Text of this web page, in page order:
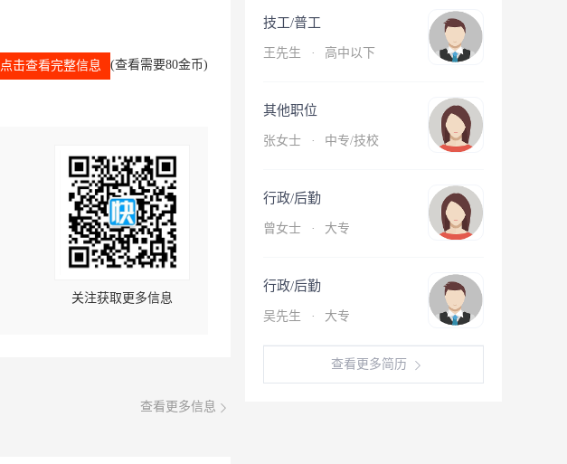
点击查看完整信息 (查看需要80金币)
关注获取更多信息
查看更多信息
技工/普工
王先生 · 高中以下
其他职位
张女士 · 中专/技校
行政/后勤
曾女士 · 大专
行政/后勤
吴先生 · 大专
查看更多简历